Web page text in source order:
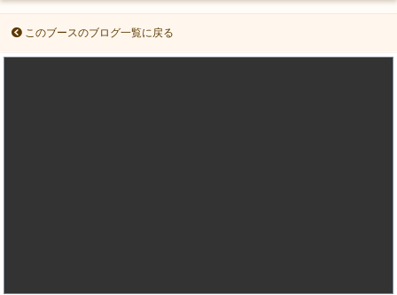
このブースのブログ一覧に戻る